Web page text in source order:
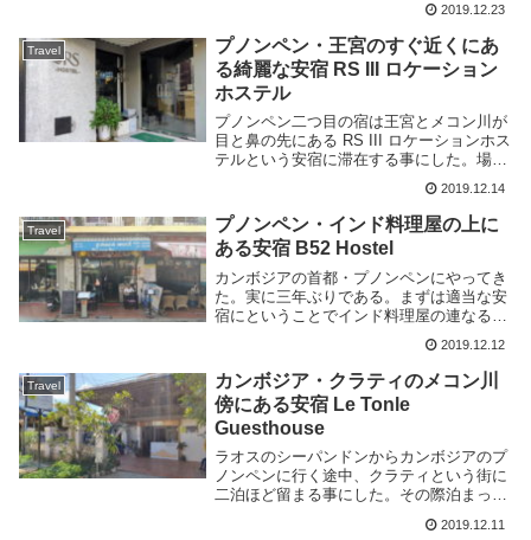
きなくなるなどの不具合があってムカつい
たので、新たに別のキャリアの S...
2019.12.23
Travel
プノンペン・王宮のすぐ近くにあ
る綺麗な安宿 RS III ロケーション
ホステル
プノンペン二つ目の宿は王宮とメコン川が
目と鼻の先にある RS III ロケーションホス
テルという安宿に滞在する事にした。場所
は王宮と川沿いにある仏教寺院 Ounnalom
Pagoda の間にあり好立地。通りから一本
入ったところにあり RS...
2019.12.14
Travel
プノンペン・インド料理屋の上に
ある安宿 B52 Hostel
カンボジアの首都・プノンペンにやってき
た。実に三年ぶりである。まずは適当な安
宿にということでインド料理屋の連なる通
る事にした。場所はプノンペンの中でも旅
行者の多い一体で王宮やメコン川も近く
て...
2019.12.12
Travel
カンボジア・クラティのメコン川
傍にある安宿 Le Tonle
Guesthouse
ラオスのシーパンドンからカンボジアのプ
ノンペンに行く途中、クラティという街に
二泊ほど留まる事にした。その際泊まった
場所はクラティ市街地のメコン川側にあ
2019.12.11